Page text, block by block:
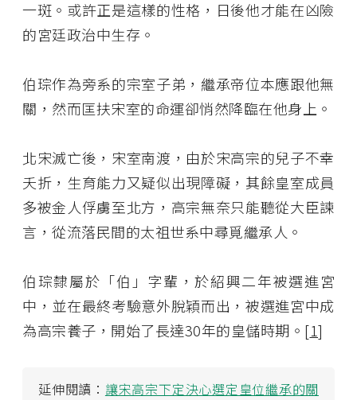
一斑。或許正是這樣的性格，日後他才能在凶險
的宮廷政治中生存。
伯琮作為旁系的宗室子弟，繼承帝位本應跟他無
關，然而匡扶宋室的命運卻悄然降臨在他身上。
北宋滅亡後，宋室南渡，由於宋高宗的兒子不幸
夭折，生育能力又疑似出現障礙，其餘皇室成員
多被金人俘虜至北方，高宗無奈只能聽從大臣諫
言，從流落民間的太祖世系中尋覓繼承人。
伯琮隸屬於「伯」字輩，於紹興二年被選進宮
中，並在最終考驗意外脫穎而出，被選進宮中成
為高宗養子，開始了長達30年的皇儲時期。[1]
延伸閱讀： 讓宋高宗下定決心選定皇位繼承的關